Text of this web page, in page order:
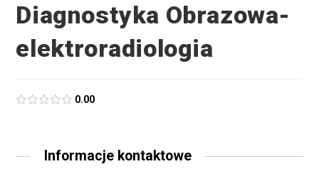
Diagnostyka Obrazowa-
elektroradiologia
0.00
Informacje kontaktowe